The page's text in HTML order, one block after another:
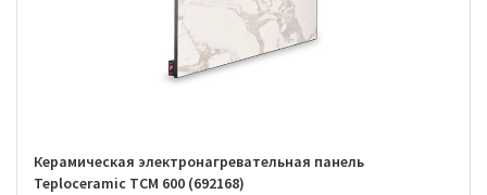
Керамическая электронагревательная панель
Teploceramic TCM 600 (692168)